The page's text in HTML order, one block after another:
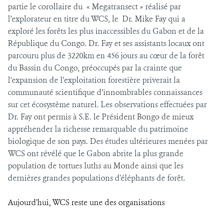
partie le corollaire du « Megatransect » réalisé par
l’explorateur en titre du WCS, le Dr. Mike Fay qui a
exploré les forêts les plus inaccessibles du Gabon et de la
République du Congo. Dr. Fay et ses assistants locaux ont
parcouru plus de 3220km en 456 jours au cœur de la forêt
du Bassin du Congo, préoccupés par la crainte que
l’expansion de l’exploitation forestière priverait la
communauté scientifique d’innombrables connaissances
sur cet écosystème naturel. Les observations effectuées par
Dr. Fay ont permis à S.E. le Président Bongo de mieux
appréhender la richesse remarquable du patrimoine
biologique de son pays. Des études ultérieures menées par
WCS ont révélé que le Gabon abrite la plus grande
population de tortues luths au Monde ainsi que les
dernières grandes populations d'éléphants de forêt.
Aujourd'hui, WCS reste une des organisations